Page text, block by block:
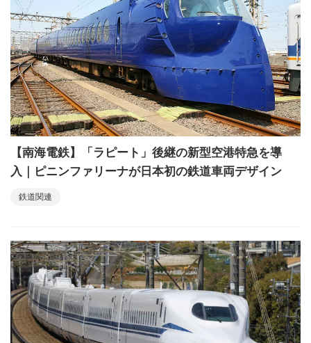
【南海電鉄】「ラピート」後継の新型空港特急を導
入｜ピニンファリーナが日本初の鉄道車両デザイン
鉄道関連